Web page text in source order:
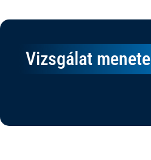
Vizsgálat menete